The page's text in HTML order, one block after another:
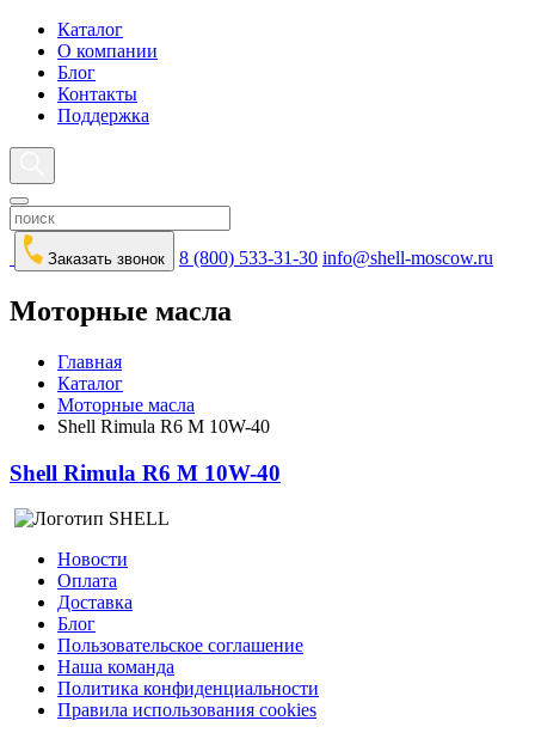
Каталог
О компании
Блог
Контакты
Поддержка
Заказать звонок 8 (800) 533-31-30 info@shell-moscow.ru
Моторные масла
Главная
Каталог
Моторные масла
Shell Rimula R6 M 10W-40
Shell Rimula R6 M 10W-40
Новости
Оплата
Доставка
Блог
Пользовательское соглашение
Наша команда
Политика конфиденциальности
Правила использования cookies